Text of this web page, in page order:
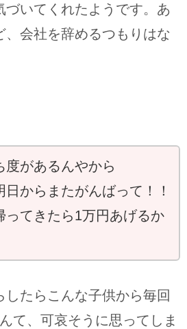
いてくれたようです。あ
会社を辞めるつもりはな
があるんやから
からまたがんばって！！
ってきたら1万円あげるか
たらこんな子供から毎回
て、可哀そうに思ってしま